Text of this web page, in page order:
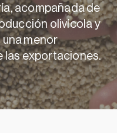
acompañada de
olivícola y
menor
las exportaciones.